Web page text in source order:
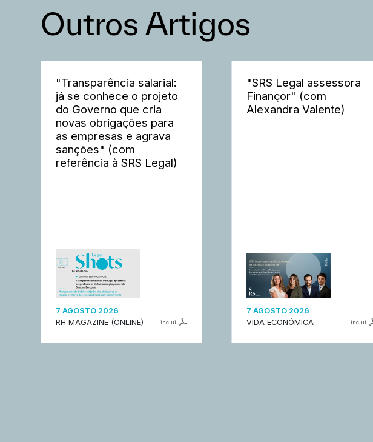
Outros Artigos
"Transparência salarial:
já se conhece o projeto
do Governo que cria
novas obrigações para
as empresas e agrava
sanções" (com
referência à SRS Legal)
7 AGOSTO 2026
RH MAGAZINE (ONLINE)
inclui
"SRS Legal assessora
Finançor" (com
Alexandra Valente)
7 AGOSTO 2026
VIDA ECONÓMICA
inclui